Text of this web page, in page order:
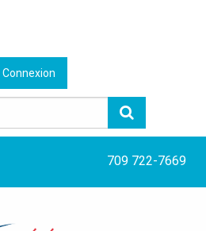
Connexion
709 722-7669